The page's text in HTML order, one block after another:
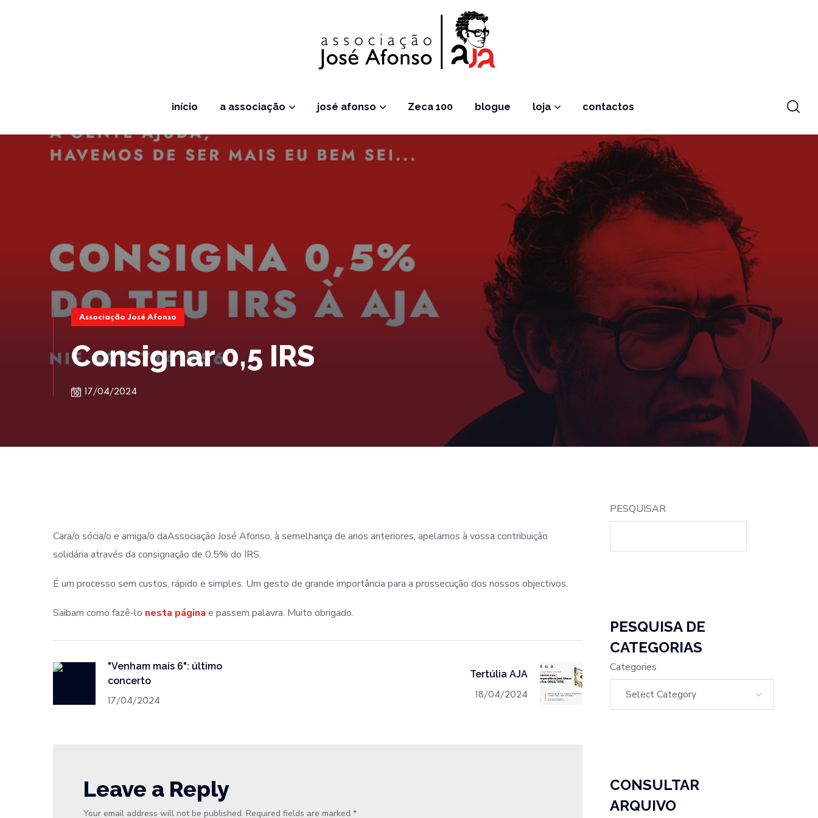
início a associação josé afonso Zeca 100 blogue loja contactos
Associação José Afonso
Consignar 0,5 IRS
17/04/2024
Cara/o sócia/o e amiga/o daAssociação José Afonso, à semelhança de anos anteriores, apelamos à vossa contribuição
solidária através da consignação de 0.5% do IRS.
É um processo sem custos, rápido e simples. Um gesto de grande importância para a prossecução dos nossos objectivos.
Saibam como fazê-lo nesta página e passem palavra. Muito obrigado.
"Venham mais 6": último
concerto
17/04/2024
Tertúlia AJA
18/04/2024
Leave a Reply
Your email address will not be published. Required fields are marked *
PESQUISAR
PESQUISA DE
CATEGORIAS
Categories
CONSULTAR
ARQUIVO